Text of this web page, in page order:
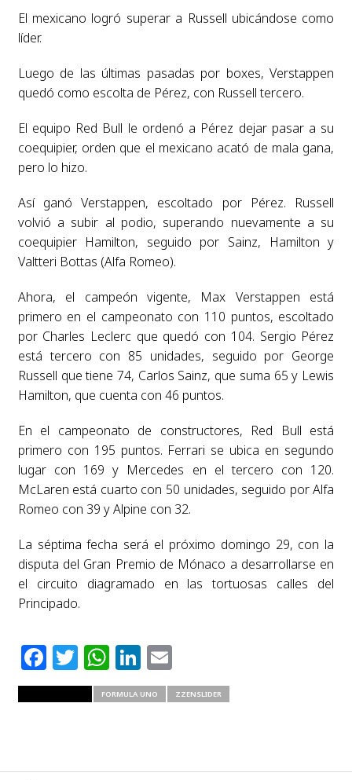
El mexicano logró superar a Russell ubicándose como
líder.
Luego de las últimas pasadas por boxes, Verstappen
quedó como escolta de Pérez, con Russell tercero.
El equipo Red Bull le ordenó a Pérez dejar pasar a su
coequipier, orden que el mexicano acató de mala gana,
pero lo hizo.
Así ganó Verstappen, escoltado por Pérez. Russell
volvió a subir al podio, superando nuevamente a su
coequipier Hamilton, seguido por Sainz, Hamilton y
Valtteri Bottas (Alfa Romeo).
Ahora, el campeón vigente, Max Verstappen está
primero en el campeonato con 110 puntos, escoltado
por Charles Leclerc que quedó con 104. Sergio Pérez
está tercero con 85 unidades, seguido por George
Russell que tiene 74, Carlos Sainz, que suma 65 y Lewis
Hamilton, que cuenta con 46 puntos.
En el campeonato de constructores, Red Bull está
primero con 195 puntos. Ferrari se ubica en segundo
lugar con 169 y Mercedes en el tercero con 120.
McLaren está cuarto con 50 unidades, seguido por Alfa
Romeo con 39 y Alpine con 32.
La séptima fecha será el próximo domingo 29, con la
disputa del Gran Premio de Mónaco a desarrollarse en
el circuito diagramado en las tortuosas calles del
Principado.
Facebook
Twitter
WhatsApp
LinkedIn
Email
FORMULA UNO ZZENSLIDER